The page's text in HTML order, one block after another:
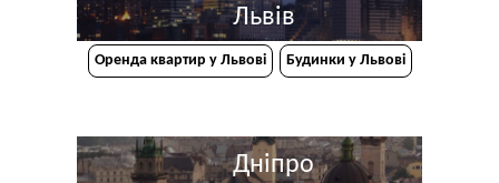
Львів
Оренда квартир у Львові Будинки у Львові
Дніпро